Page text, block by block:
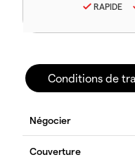
RAPIDE
Conditions de